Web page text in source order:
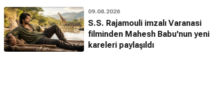
09.08.2026
S.S. Rajamouli imzalı Varanasi
filminden Mahesh Babu'nun yeni
kareleri paylaşıldı